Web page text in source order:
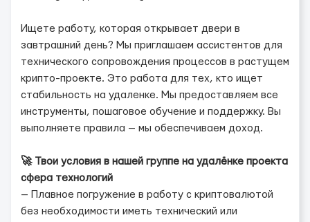
Ищете работу, которая открывает двери в
завтрашний день? Мы приглашаем ассистентов для
технического сопровождения процессов в растущем
крипто-проекте. Это работа для тех, кто ищет
стабильность на удаленке. Мы предоставляем все
инструменты, пошаговое обучение и поддержку. Вы
выполняете правила — мы обеспечиваем доход.
🚀 Твои условия в нашей группе на удалёнке проекта
сфера технологий
— Плавное погружение в работу с криптовалютой
без необходимости иметь технический или